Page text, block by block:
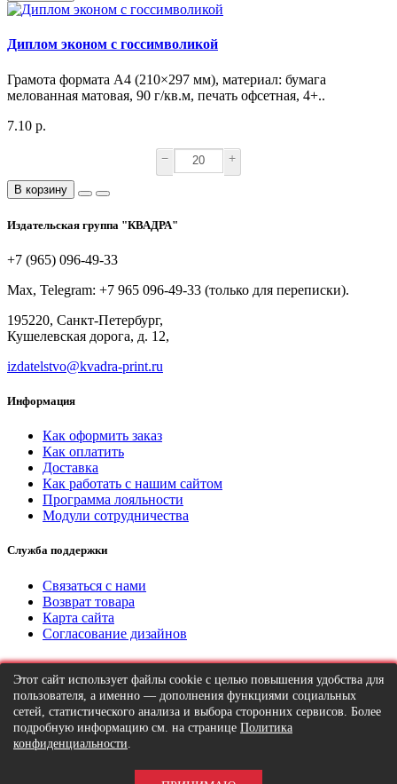
Диплом эконом с госсимволикой
Грамота формата А4 (210×297 мм), материал: бумага
мелованная матовая, 90 г/кв.м, печать офсетная, 4+..
7.10 р.
− +
В корзину
Издательская группа "КВАДРА"
+7 (965) 096-49-33
Max, Telegram: +7 965 096-49-33 (только для переписки).
195220, Санкт-Петербург,
Кушелевская дорога, д. 12,
izdatelstvo@kvadra-print.ru
Информация
Как оформить заказ
Как оплатить
Доставка
Как работать с нашим сайтом
Программа лояльности
Модули сотрудничества
Служба поддержки
Связаться с нами
Возврат товара
Карта сайта
Согласование дизайнов
Личный кабинет
Личный кабинет
История заказов
Мои закладки
Рассылка новостей
Этот сайт использует файлы cookie с целью повышения удобства для
пользователя, а именно — дополнения функциями социальных
сетей, статистического анализа и выбора сторонних сервисов. Более
подробную информацию см. на странице Политика
конфиденциальности.